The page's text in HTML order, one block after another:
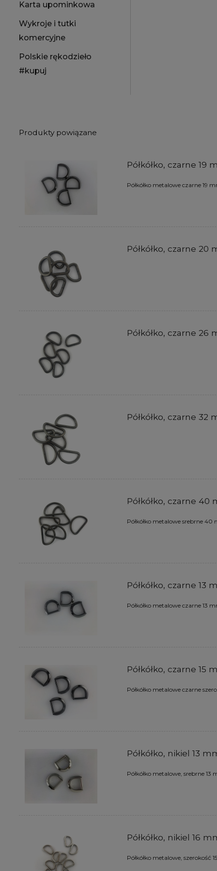
Karta upominkowa
Wykroje i tutki
komercyjne
Polskie rękodzieło
#kupuj
Produkty powiązane
Półkółko, czarne 19
Półkółko metalowe czarne 19
Półkółko, czarne 20
Półkółko, czarne 26
Półkółko, czarne 32
Półkółko, czarne 40
Półkółko metalowe srebrne 40
Półkółko, czarne 13
Półkółko metalowe czarne 13
Półkółko, czarne 15
Półkółko metalowe czarne
Półkółko, nikiel 13
Półkółko metalowe, srebrne 13
Półkółko, nikiel 16
Półkółko metalowe, szerokość